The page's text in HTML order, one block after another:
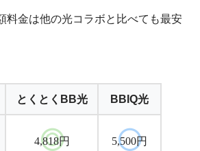
料金は他の光コラボと比べても最安
とくとくBB光 BBIQ光
4,818円 5,500円